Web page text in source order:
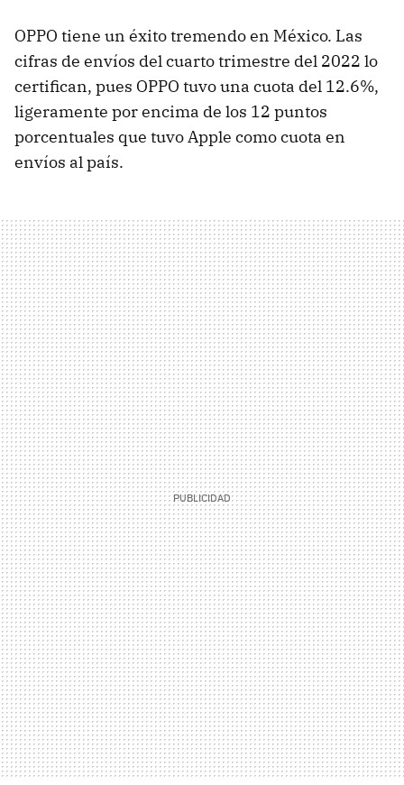
OPPO tiene un éxito tremendo en México. Las
cifras de envíos del cuarto trimestre del 2022 lo
certifican, pues OPPO tuvo una cuota del 12.6%,
ligeramente por encima de los 12 puntos
porcentuales que tuvo Apple como cuota en
envíos al país.